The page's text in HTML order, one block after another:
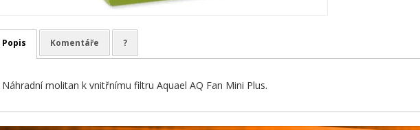
Popis Komentáře ?
Náhradní molitan k vnitřnímu filtru Aquael AQ Fan Mini Plus.